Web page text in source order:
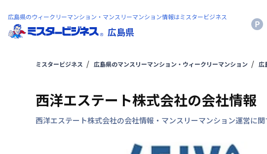
広島県のウィークリーマンション・マンスリーマンション情報はミスタービジネス
広島県
ミスタービジネス 広島県のマンスリーマンション・ウィークリーマンション 広
西洋エステート株式会社の会社情報
西洋エステート株式会社の会社情報・マンスリーマンション運営に